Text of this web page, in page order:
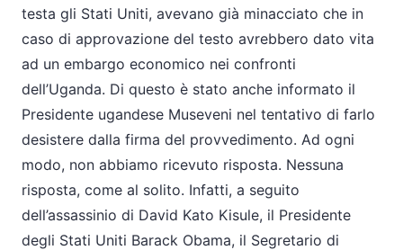
testa gli Stati Uniti, avevano già minacciato che in
caso di approvazione del testo avrebbero dato vita
ad un embargo economico nei confronti
dell’Uganda. Di questo è stato anche informato il
Presidente ugandese Museveni nel tentativo di farlo
desistere dalla firma del provvedimento. Ad ogni
modo, non abbiamo ricevuto risposta. Nessuna
risposta, come al solito. Infatti, a seguito
dell’assassinio di David Kato Kisule, il Presidente
degli Stati Uniti Barack Obama, il Segretario di